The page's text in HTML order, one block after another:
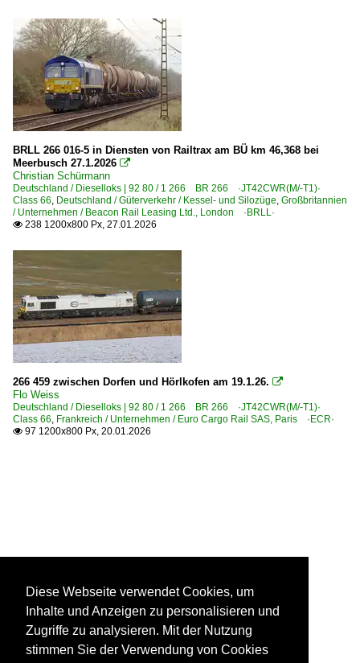
BRLL 266 016-5 in Diensten von Railtrax am BÜ km 46,368 bei
Meerbusch 27.1.2026 
Christian Schürmann
Deutschland / Dieselloks | 92 80 / 1 266 BR 266 ·JT42CWR(M/-T1)·
Class 66, Deutschland / Güterverkehr / Kessel- und Silozüge, Großbritannien
/ Unternehmen / Beacon Rail Leasing Ltd., London ·BRLL·
 238 1200x800 Px, 27.01.2026
266 459 zwischen Dorfen und Hörlkofen am 19.1.26. 
Flo Weiss
Deutschland / Dieselloks | 92 80 / 1 266 BR 266 ·JT42CWR(M/-T1)·
Class 66, Frankreich / Unternehmen / Euro Cargo Rail SAS, Paris ·ECR·
 97 1200x800 Px, 20.01.2026
Diese Webseite verwendet Cookies, um
Inhalte und Anzeigen zu personalisieren und
Zugriffe zu analysieren. Mit der Nutzung
stimmen Sie der Verwendung von Cookies